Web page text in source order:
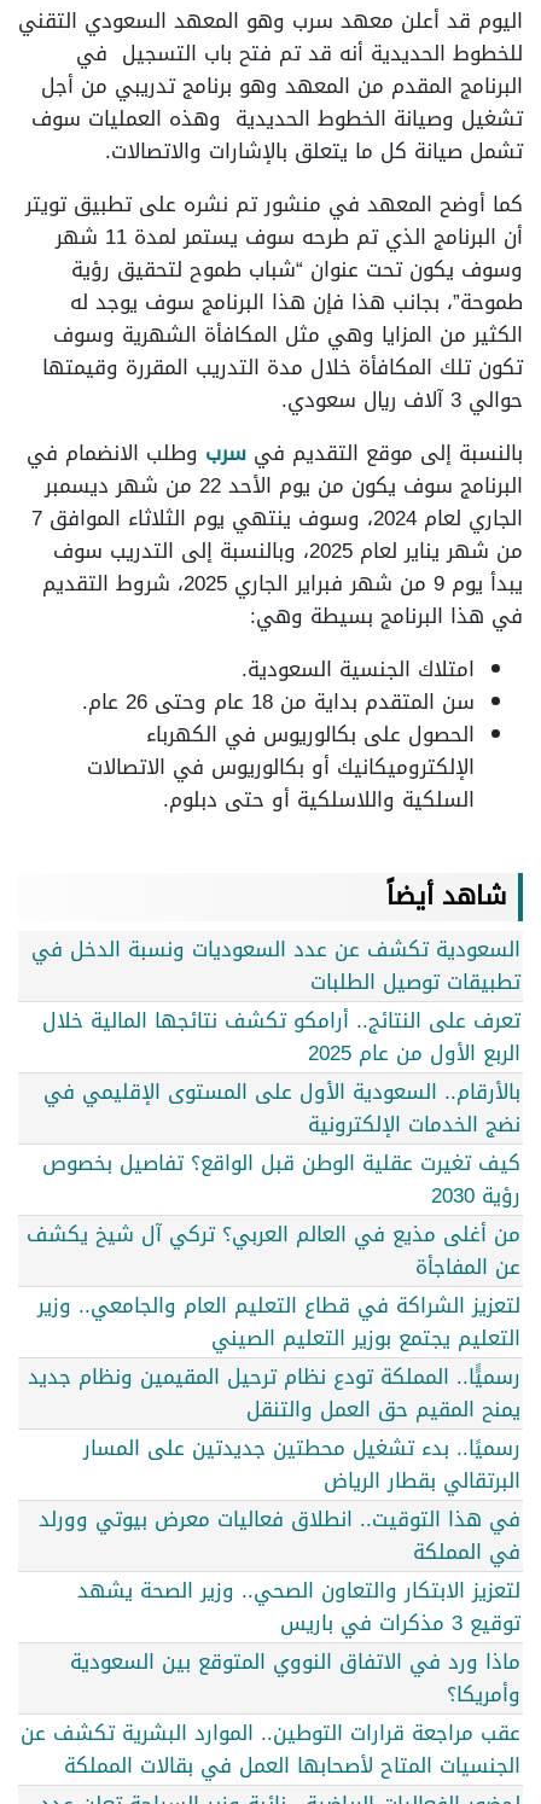
اليوم قد أعلن معهد سرب وهو المعهد السعودي التقني
للخطوط الحديدية أنه قد تم فتح باب التسجيل في
البرنامج المقدم من المعهد وهو برنامج تدريبي من أجل
تشغيل وصيانة الخطوط الحديدية وهذه العمليات سوف
تشمل صيانة كل ما يتعلق بالإشارات والاتصالات.
كما أوضح المعهد في منشور تم نشره على تطبيق تويتر
أن البرنامج الذي تم طرحه سوف يستمر لمدة 11 شهر
وسوف يكون تحت عنوان “شباب طموح لتحقيق رؤية
طموحة”، بجانب هذا فإن هذا البرنامج سوف يوجد له
الكثير من المزايا وهي مثل المكافأة الشهرية وسوف
تكون تلك المكافأة خلال مدة التدريب المقررة وقيمتها
حوالي 3 آلاف ريال سعودي.
بالنسبة إلى موقع التقديم في سرب وطلب الانضمام في
البرنامج سوف يكون من يوم الأحد 22 من شهر ديسمبر
الجاري لعام 2024، وسوف ينتهي يوم الثلاثاء الموافق 7
من شهر يناير لعام 2025، وبالنسبة إلى التدريب سوف
يبدأ يوم 9 من شهر فبراير الجاري 2025، شروط التقديم
في هذا البرنامج بسيطة وهي:
امتلاك الجنسية السعودية.
سن المتقدم بداية من 18 عام وحتى 26 عام.
الحصول على بكالوريوس في الكهرباء
الإلكتروميكانيك أو بكالوريوس في الاتصالات
السلكية واللاسلكية أو حتى دبلوم.
شاهد أيضاً
السعودية تكشف عن عدد السعوديات ونسبة الدخل في
تطبيقات توصيل الطلبات
تعرف على النتائج.. أرامكو تكشف نتائجها المالية خلال
الربع الأول من عام 2025
بالأرقام.. السعودية الأول على المستوى الإقليمي في
نضج الخدمات الإلكترونية
كيف تغيرت عقلية الوطن قبل الواقع؟ تفاصيل بخصوص
رؤية 2030
من أغلى مذيع في العالم العربي؟ تركي آل شيخ يكشف
عن المفاجأة
لتعزيز الشراكة في قطاع التعليم العام والجامعي.. وزير
التعليم يجتمع بوزير التعليم الصيني
رسميًًا.. المملكة تودع نظام ترحيل المقيمين ونظام جديد
يمنح المقيم حق العمل والتنقل
رسميًا.. بدء تشغيل محطتين جديدتين على المسار
البرتقالي بقطار الرياض
في هذا التوقيت.. انطلاق فعاليات معرض بيوتي وورلد
في المملكة
لتعزيز الابتكار والتعاون الصحي.. وزير الصحة يشهد
توقيع 3 مذكرات في باريس
ماذا ورد في الاتفاق النووي المتوقع بين السعودية
وأمريكا؟
عقب مراجعة قرارات التوطين.. الموارد البشرية تكشف عن
الجنسيات المتاح لأصحابها العمل في بقالات المملكة